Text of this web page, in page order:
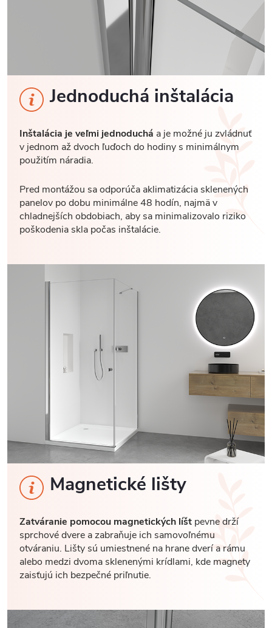
Jednoduchá inštalácia
Inštalácia je veľmi jednoduchá a je možné ju zvládnuť
v jednom až dvoch ľuďoch do hodiny s minimálnym
použitím náradia.
Pred montážou sa odporúča aklimatizácia sklenených
panelov po dobu minimálne 48 hodín, najmä v
chladnejších obdobiach, aby sa minimalizovalo riziko
poškodenia skla počas inštalácie.
Magnetické lišty
Zatváranie pomocou magnetických líšt pevne drží
sprchové dvere a zabraňuje ich samovoľnému
otváraniu. Lišty sú umiestnené na hrane dverí a rámu
alebo medzi dvoma sklenenými krídlami, kde magnety
zaisťujú ich bezpečné priľnutie.